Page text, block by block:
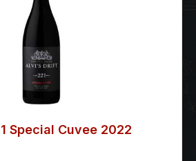
Special Cuvee 2022